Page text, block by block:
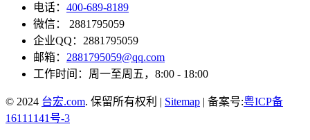
电话： 400-689-8189
微信： 2881795059
企业QQ：2881795059
邮箱： 2881795059@qq.com
工作时间：周一至周五，8:00 - 18:00
© 2024 台宏.com. 保留所有权利 | Sitemap | 备案号:粤ICP备
16111141号-3